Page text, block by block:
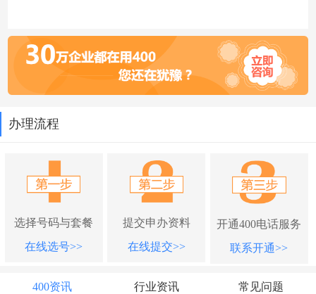
办理流程
选择号码与套餐
在线选号>>
提交申办资料
在线提交>>
开通400电话服务
联系开通>>
400资讯 行业资讯 常见问题